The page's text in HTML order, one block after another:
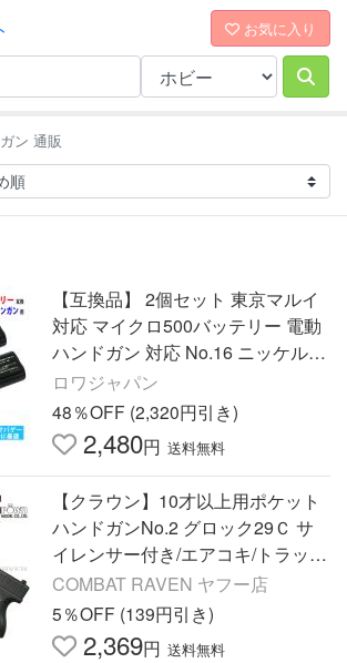
お気に入り
ン 通販
【互換品】 2個セット 東京マルイ
対応 マイクロ500バッテリー 電動
ハンドガン 対応 No.16 ニッケル水
素電池 ロワジャパン
ロワジャパン
48％OFF (2,320円引き)
2,480円 送料無料
【クラウン】10才以上用ポケット
ハンドガンNo.2 グロック29Ｃ サ
イレンサー付き/エアコキ/トラック
便送料無料(他商品との同梱不可)/1
44024〈*0112-CI0126V3〉
COMBAT RAVEN ヤフー店
5％OFF (139円引き)
2,369円 送料無料